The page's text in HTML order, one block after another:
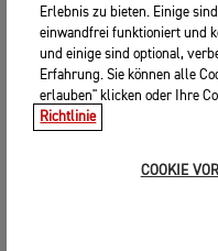
Erlebnis zu bieten. Einige
einwandfrei funktioniert und
und einige sind optional,
Erfahrung. Sie können alle
erlauben" klicken oder Ihre
Richtlinie
COOKIE